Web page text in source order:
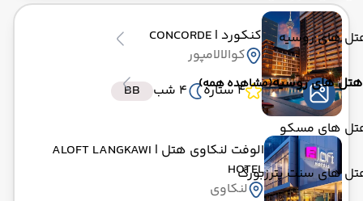
های روسیه
هتل های روسیه(مشاهده همه)
های مسکو
های سنت پترزبورگ
کنکورد | CONCORDE
کوالالامپور
4 ستاره
4 شب BB
الوفت لنکاوی هتل | ALOFT LANGKAWI
HOTEL
لنکاوی